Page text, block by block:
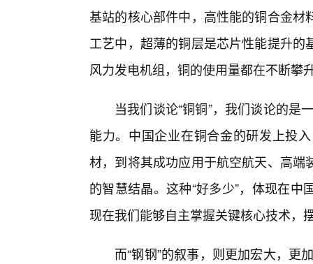
基站的核心部件中，高性能的铜合金
工艺中，超薄的铜层是芯片性能提升
风力发电机组，铜的使用量都在不断攀
当我们谈论“铜铜”，我们谈论的是
能力。中国企业在铜合金的研发上投
材，到将其成功应用于航空航天、高
的智慧结晶。这种“好多少”，体现在
现在我们能够自主掌握关键核心技术，
而“钢钢”的叙事，则更加宏大，更